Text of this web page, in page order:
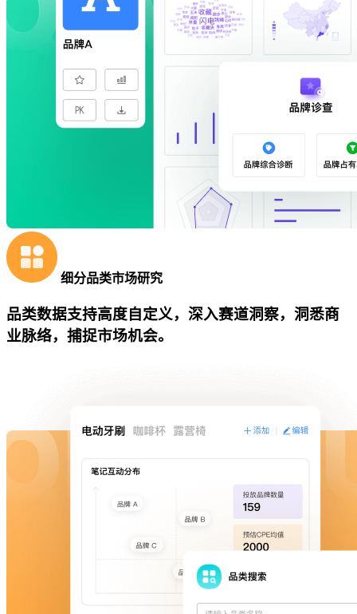
细分品类市场研究
品类数据支持高度自定义，深入赛道洞察，洞悉商
业脉络，捕捉市场机会。